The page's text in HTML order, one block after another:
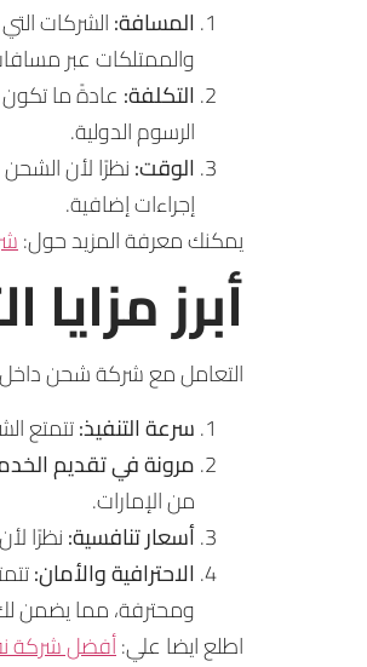
المسافة:الشركات
والممتلكات عبر
التكلفة: عادةً ما تكون
الرسوم الدولية.
الوقت:نظرًا لأن
إجراءات إضافية.
يمكنك معرفة المزيد حول:
أبرز
التعامل مع شركة شحن داخل
سرعة التنفيذ:تتمتع
مرونة في تقديم
من الإمارات.
أسعار تنافسية:نظرًا
الاحترافية والأمان:
ومحترفة، مما يضمن
اطلع ايضا علي:أفضل شركة